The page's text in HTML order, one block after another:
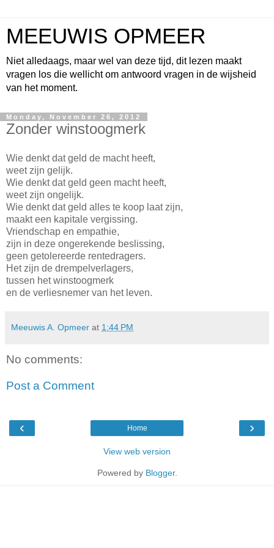
MEEUWIS OPMEER
Niet alledaags, maar wel van deze tijd, dit lezen maakt
vragen los die wellicht om antwoord vragen in de wijsheid
van het moment.
Monday, November 26, 2012
Zonder winstoogmerk
Wie denkt dat geld de macht heeft,
weet zijn gelijk.
Wie denkt dat geld geen macht heeft,
weet zijn ongelijk.
Wie denkt dat geld alles te koop laat zijn,
maakt een kapitale vergissing.
Vriendschap en empathie,
zijn in deze ongerekende beslissing,
geen getolereerde rentedragers.
Het zijn de drempelverlagers,
tussen het winstoogmerk
en de verliesnemer van het leven.
Meeuwis A. Opmeer at 1:44 PM
No comments:
Post a Comment
‹ ›
Home
View web version
Powered by Blogger.